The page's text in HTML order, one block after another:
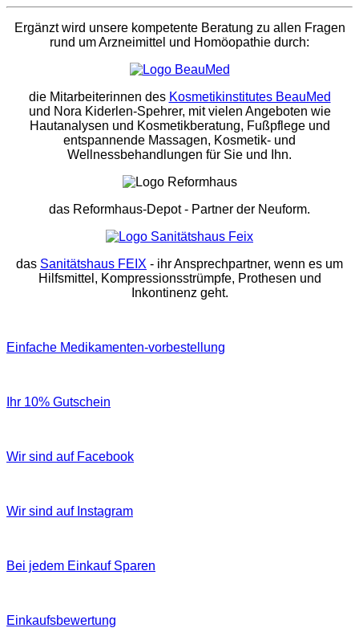
Ergänzt wird unsere kompetente Beratung zu allen Fragen
rund um Arzneimittel und Homöopathie durch:
die Mitarbeiterinnen des Kosmetikinstitutes BeauMed
und Nora Kiderlen-Spehrer, mit vielen Angeboten wie
Hautanalysen und Kosmetikberatung, Fußpflege und
entspannende Massagen, Kosmetik- und
Wellnessbehandlungen für Sie und Ihn.
das Reformhaus-Depot- Partner der Neuform.
das Sanitätshaus FEIX - ihr Ansprechpartner, wenn es um
Hilfsmittel, Kompressionsstrümpfe, Prothesen und
Inkontinenz geht.
Einfache Medikamenten-vorbestellung
Ihr 10% Gutschein
Wir sind auf Facebook
Wir sind auf Instagram
Bei jedem Einkauf Sparen
Einkaufsbewertung